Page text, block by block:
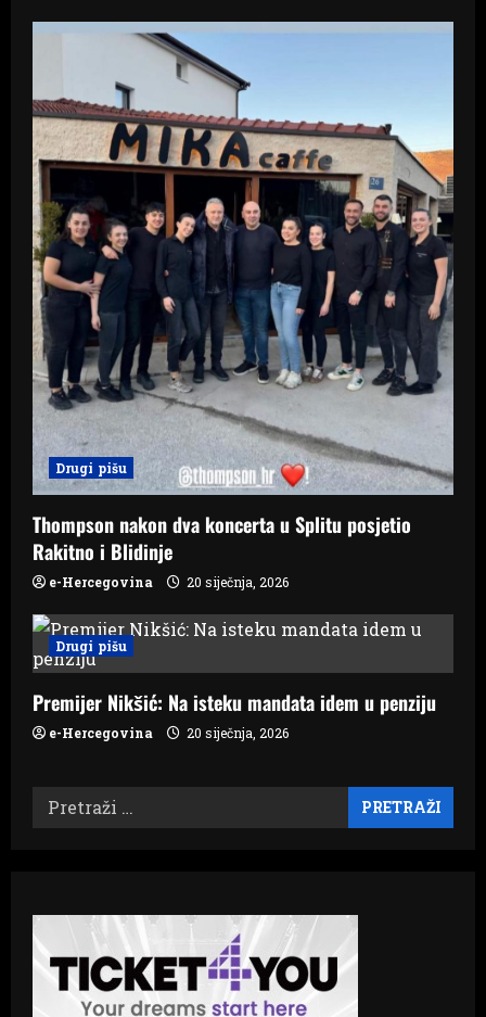
Drugi pišu
Thompson nakon dva koncerta u Splitu posjetio
Rakitno i Blidinje
e-Hercegovina 20 siječnja, 2026
Drugi pišu
Premijer Nikšić: Na isteku mandata idem u penziju
e-Hercegovina 20 siječnja, 2026
Pretraži: